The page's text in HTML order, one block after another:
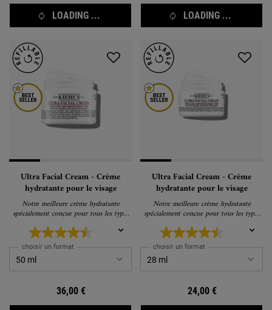
LOADING ... LOADING ...
Ultra Facial Cream - Crème
hydratante pour le visage
Notre meilleure crème hydratante
spécialement conçue pour tous les types
de peau.
choisir un format
36,00 €
Ultra Facial Cream - Crème
hydratante pour le visage
Notre meilleure crème hydratante
spécialement conçue pour tous les types
de peau.
choisir un format
24,00 €